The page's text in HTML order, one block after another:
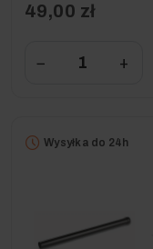
49,00 zł
− +
Wysyłka do 24h